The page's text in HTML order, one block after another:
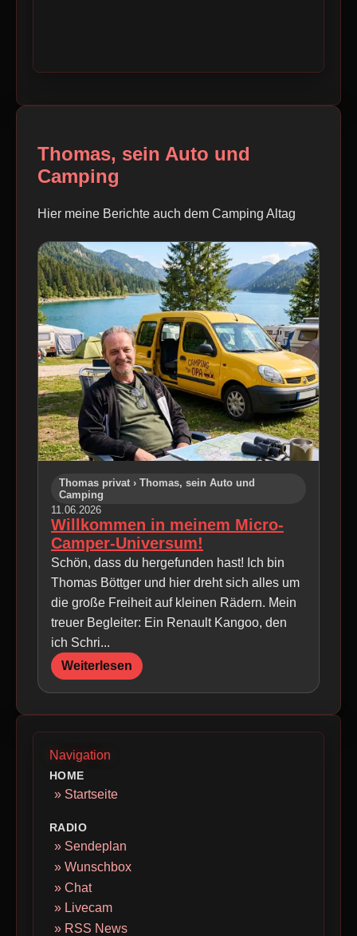
Thomas, sein Auto und
Camping
Hier meine Berichte auch dem Camping Altag
Thomas privat › Thomas, sein Auto und
Camping
11.06.2026
Willkommen in meinem Micro-
Camper-Universum!
Schön, dass du hergefunden hast! Ich bin
Thomas Böttger und hier dreht sich alles um
die große Freiheit auf kleinen Rädern. Mein
treuer Begleiter: Ein Renault Kangoo, den
ich Schri...
Weiterlesen
Navigation
HOME
» Startseite
RADIO
» Sendeplan
» Wunschbox
» Chat
» Livecam
» RSS News